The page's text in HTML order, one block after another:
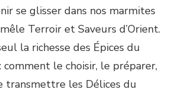
se glisser dans nos marmites
Terroir et Saveurs d’Orient.
la richesse des Épices du
le choisir, le préparer,
transmettre les Délices du